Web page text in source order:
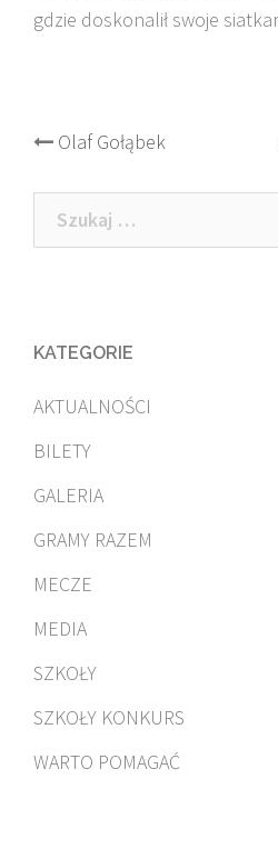
gdzie doskonalił swoje
Post
navigation
Olaf Gołąbek
Szukaj:
KATEGORIE
AKTUALNOŚCI
BILETY
GALERIA
GRAMY RAZEM
MECZE
MEDIA
SZKOŁY
SZKOŁY KONKURS
WARTO POMAGAĆ